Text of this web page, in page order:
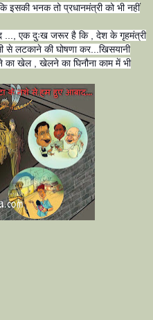
इसकी भनक तो प्रधानमंत्री को भी नहीं
..., एक दुःख जरूर है कि , देश के गृहमंत्री
लटकाने की घोषणा कर...खिसयानी
का खेल , खेलने का घिनौना काम में भी